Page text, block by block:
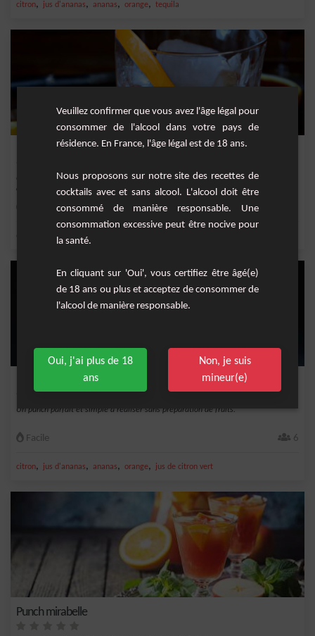
citron, jus d'ananas, ananas, orange, tequila
Fashion relax
Ce cocktail va vous offrir un moment de détente unique. Le whisky apporte un
arôme légè...
Moyenne
citron orange jus de citron vert
Un punch parfait et simple à réaliser sans préparation de fruits.
Facile 6
citron, jus d'ananas, ananas, orange, jus de citron vert
Punch mirabelle
Veuillez confirmer que vous avez l'âge légal pour
consommer de l'alcool dans votre pays de
résidence. En France, l'âge légal est de 18 ans.
Nous proposons sur notre site des recettes de
cocktails avec et sans alcool. L'alcool doit être
consommé de manière responsable. Une
consommation excessive peut être nocive pour
la santé.
En cliquant sur 'Oui', vous certifiez être âgé(e)
de 18 ans ou plus et acceptez de consommer de
l'alcool de manière responsable.
Oui, j'ai plus de 18
ans
Non, je suis
mineur(e)